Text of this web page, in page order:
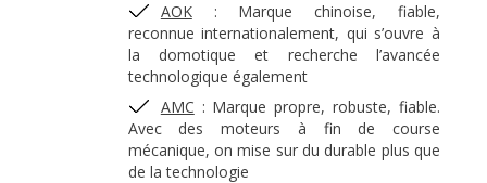
AOK: Marque chinoise, fiable,
reconnue internationalement, qui s’ouvre à
la domotique et recherche l’avancée
technologique également
AMC : Marque propre, robuste, fiable.
Avec des moteurs à fin de course
mécanique, on mise sur du durable plus que
de la technologie